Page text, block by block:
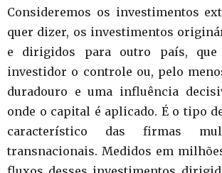
Consideremos os investimentos
quer dizer, os investimentos
e dirigidos para outro país, que
investidor o controle ou, pelo
duradouro e uma influência
onde o capital é aplicado. É o tipo
característico das firmas
transnacionais. Medidos em